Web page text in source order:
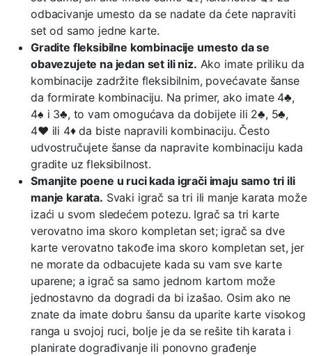
odbacivanje umesto da se nadate da ćete napraviti
set od samo jedne karte.
Gradite fleksibilne kombinacije umesto da se
obavezujete na jedan set ili niz. Ako imate priliku da
kombinacije zadržite fleksibilnim, povećavate šanse
da formirate kombinaciju. Na primer, ako imate 4♣,
4♠ i 3♣, to vam omogućava da dobijete ili 2♣, 5♣,
4♥ ili 4♦ da biste napravili kombinaciju. Često
udvostručujete šanse da napravite kombinaciju kada
gradite uz fleksibilnost.
Smanjite poene u ruci kada igrači imaju samo tri ili
manje karata. Svaki igrač sa tri ili manje karata može
izaći u svom sledećem potezu. Igrač sa tri karte
verovatno ima skoro kompletan set; igrač sa dve
karte verovatno takođe ima skoro kompletan set, jer
ne morate da odbacujete kada su vam sve karte
uparene; a igrač sa samo jednom kartom može
jednostavno da dogradi da bi izašao. Osim ako ne
znate da imate dobru šansu da uparite karte visokog
ranga u svojoj ruci, bolje je da se rešite tih karata i
planirate dograđivanje ili ponovno građenje